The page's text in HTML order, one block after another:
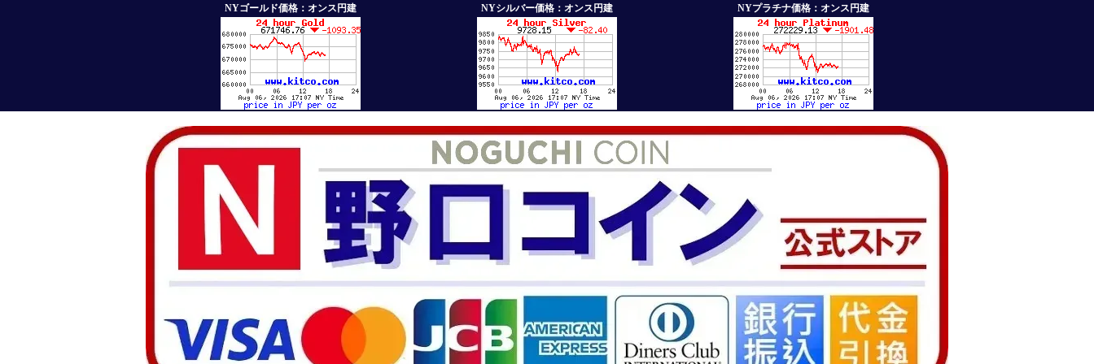
NYゴールド価格：オンス円建 NYシルバー価格：オンス円建 NYプラチナ価格：オンス円建